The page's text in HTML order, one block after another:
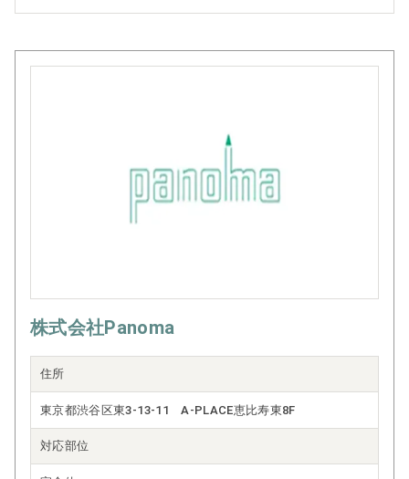
株式会社Panoma
住所
東京都渋谷区東3-13-11 A-PLACE恵比寿東8F
対応部位